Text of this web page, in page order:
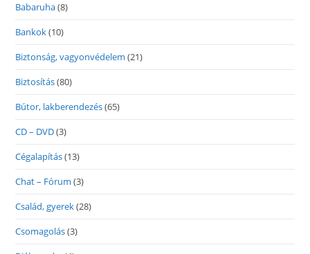
Babaruha(8)
Bankok(10)
Biztonság, vagyonvédelem (21)
Biztosítás(80)
Bútor, lakberendezés(65)
CD – DVD(3)
Cégalapítás(13)
Chat – Fórum (3)
Család, gyerek(28)
Csomagolás(3)